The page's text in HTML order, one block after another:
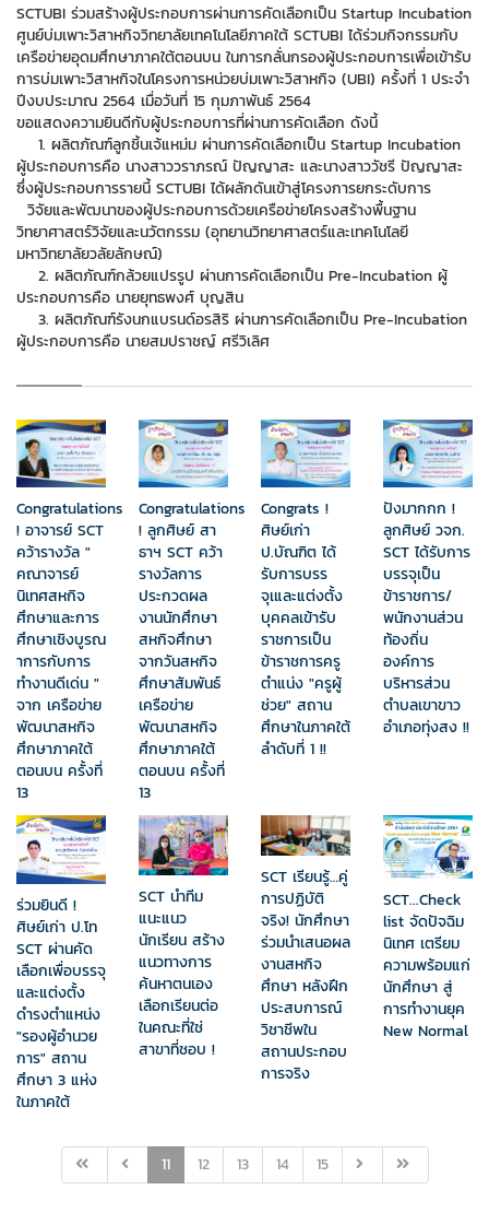
SCTUBI ร่วมสร้างผู้ประกอบการผ่านการคัดเลือกเป็น Startup Incubation
ศูนย์บ่มเพาะวิสาหกิจวิทยาลัยเทคโนโลยีภาคใต้ SCTUBI ได้ร่วมกิจกรรมกับ
เครือข่ายอุดมศึกษาภาคใต้ตอนบน ในการกลั่นกรองผู้ประกอบการเพื่อเข้ารับ
การบ่มเพาะวิสาหกิจในโครงการหน่วยบ่มเพาะวิสาหกิจ (UBI) ครั้งที่ 1 ประจำ
ปีงบประมาณ 2564 เมื่อวันที่ 15 กุมภาพันธ์ 2564
ขอแสดงความยินดีกับผู้ประกอบการที่ผ่านการคัดเลือก ดังนี้
1. ผลิตภัณฑ์ลูกชิ้นเจ้แหม่ม ผ่านการคัดเลือกเป็น Startup Incubation
ผู้ประกอบการคือ นางสาววราภรณ์ ปัญญาสะ และนางสาววัชรี ปัญญาสะ
ซึ่งผู้ประกอบการรายนี้ SCTUBI ได้ผลักดันเข้าสู่โครงการยกระดับการ
วิจัยและพัฒนาของผู้ประกอบการด้วยเครือข่ายโครงสร้างพื้นฐาน
วิทยาศาสตร์วิจัยและนวัตกรรม (อุทยานวิทยาศาสตร์และเทคโนโลยี
มหาวิทยาลัยวลัยลักษณ์)
2. ผลิตภัณฑ์กล้วยแปรรูป ผ่านการคัดเลือกเป็น Pre-Incubation ผู้
ประกอบการคือ นายยุทธพงศ์ บุญสิน
3. ผลิตภัณฑ์รังนกแบรนด์อรสิริ ผ่านการคัดเลือกเป็น Pre-Incubation
ผู้ประกอบการคือ นายสมปราชญ์ ศรีวิเลิศ
Congratulations
! อาจารย์ SCT
คว้ารางวัล "
คณาจารย์
นิเทศสหกิจ
ศึกษาและการ
ศึกษาเชิงบูรณ
าการกับการ
ทำงานดีเด่น "
จาก เครือข่าย
พัฒนาสหกิจ
ศึกษาภาคใต้
ตอนบน ครั้งที่
13
Congratulations
! ลูกศิษย์ สา
ธาฯ SCT คว้า
รางวัลการ
ประกวดผล
งานนักศึกษา
สหกิจศึกษา
จากวันสหกิจ
ศึกษาสัมพันธ์
เครือข่าย
พัฒนาสหกิจ
ศึกษาภาคใต้
ตอนบน ครั้งที่
13
Congrats !
ศิษย์เก่า
ป.บัณฑิต ได้
รับการบรร
จุเและแต่งตั้ง
บุคคลเข้ารับ
ราชการเป็น
ข้าราชการครู
ตำแน่ง "ครูผู้
ช่วย" สถาน
ศึกษาในภาคใต้
ลำดับที่ 1 !!
ปังมากกก !
ลูกศิษย์ วจก.
SCT ได้รับการ
บรรจุเป็น
ข้าราชการ/
พนักงานส่วน
ท้องถิ่น
องค์การ
บริหารส่วน
ตำบลเขาขาว
อำเภอทุ่งสง !!
ร่วมยินดี !
ศิษย์เก่า ป.โท
SCT ผ่านคัด
เลือกเพื่อบรรจุ
และแต่งตั้ง
ดำรงตำแหน่ง
"รองผู้อำนวย
การ" สถาน
ศึกษา 3 แห่ง
ในภาคใต้
SCT นำทีม
แนะแนว
นักเรียน สร้าง
แนวทางการ
ค้นหาตนเอง
เลือกเรียนต่อ
ในคณะที่ใช่
สาขาที่ชอบ !
SCT เรียนรู้…คู่
การปฏิบัติ
จริง! นักศึกษา
ร่วมนำเสนอผล
งานสหกิจ
ศึกษา หลังฝึก
ประสบการณ์
วิชาชีพใน
สถานประกอบ
การจริง
SCT...Check
list จัดปัจฉิม
นิเทศ เตรียม
ความพร้อมแก่
นักศึกษา สู่
การทำงานยุค
New Normal
11 12 13 14 15